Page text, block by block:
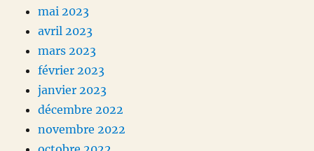
mai 2023
avril 2023
mars 2023
février 2023
janvier 2023
décembre 2022
novembre 2022